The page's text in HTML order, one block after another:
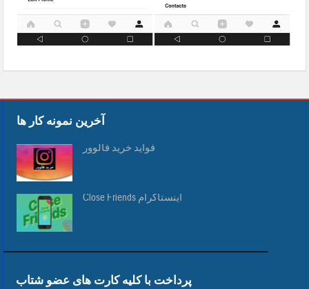
آخرین نمونه کار ها
فواید خرید فالوور
Close Friends اینستاگرام
پرداخت با کلیه کارت های عضو شتاب